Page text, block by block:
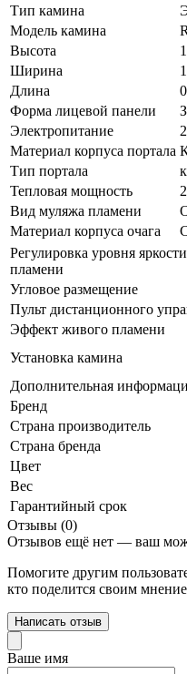
Тип камина
Модель камина
Высота
Ширина
Длина
Форма лицевой панели
Электропитание
Материал корпуса портала
Тип портала
Тепловая мощность
Вид муляжа пламени
Материал корпуса очага
Регулировка уровня яркости
пламени
Угловое размещение
Пульт дистанционного
Эффект живого пламени
Установка камина
Дополнительная
Бренд
Страна производитель
Страна бренда
Цвет
Вес
Гарантийный срок
Отзывы (0)
Отзывов ещё нет — ваш
Помогите другим
кто поделится своим
Написать отзыв
Ваше имя